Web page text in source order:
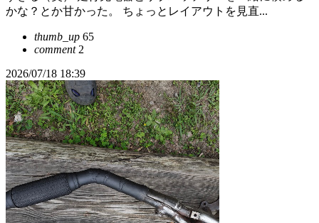
かな？とか甘かった。 ちょっとレイアウトを見直...
thumb_up 65
comment2
2026/07/18 18:39